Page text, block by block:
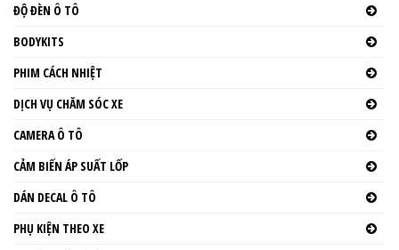
ĐỘ ĐÈN Ô TÔ
BODYKITS
PHIM CÁCH NHIỆT
DỊCH VỤ CHĂM SÓC XE
CAMERA Ô TÔ
CẢM BIẾN ÁP SUẤT LỐP
DÁN DECAL Ô TÔ
PHỤ KIỆN THEO XE